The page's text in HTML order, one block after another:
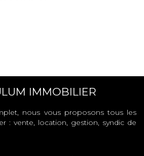
IMMOBILIER
nous vous proposons tous les
: vente, location, gestion, syndic de